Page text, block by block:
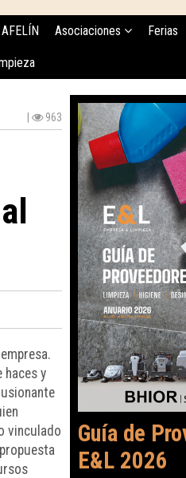
AFELÍN Asociaciones Ferias
963
haces y
vinculado
Guía de
E&L 2026